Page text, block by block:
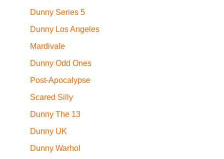
Dunny Series 5
Dunny Los Angeles
Mardivale
Dunny Odd Ones
Post-Apocalypse
Scared Silly
Dunny The 13
Dunny UK
Dunny Warhol